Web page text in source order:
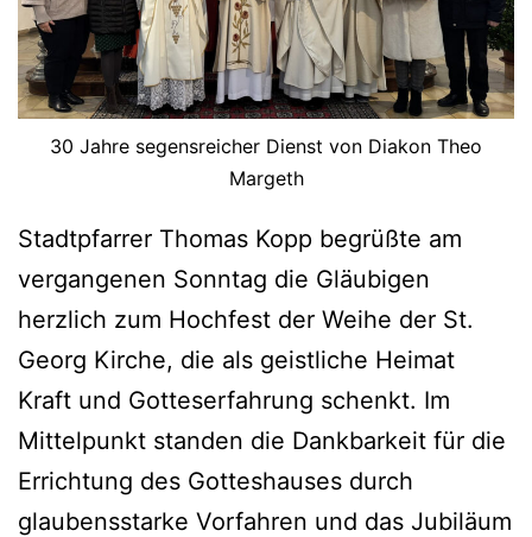
30 Jahre segensreicher Dienst von Diakon Theo
Margeth
Stadtpfarrer Thomas Kopp begrüßte am
vergangenen Sonntag die Gläubigen
herzlich zum Hochfest der Weihe der St.
Georg Kirche, die als geistliche Heimat
Kraft und Gotteserfahrung schenkt. Im
Mittelpunkt standen die Dankbarkeit für die
Errichtung des Gotteshauses durch
glaubensstarke Vorfahren und das Jubiläum